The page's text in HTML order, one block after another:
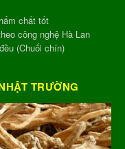
chất tốt
công nghệ Hà Lan
(Chuối chín)
TRƯỜNG